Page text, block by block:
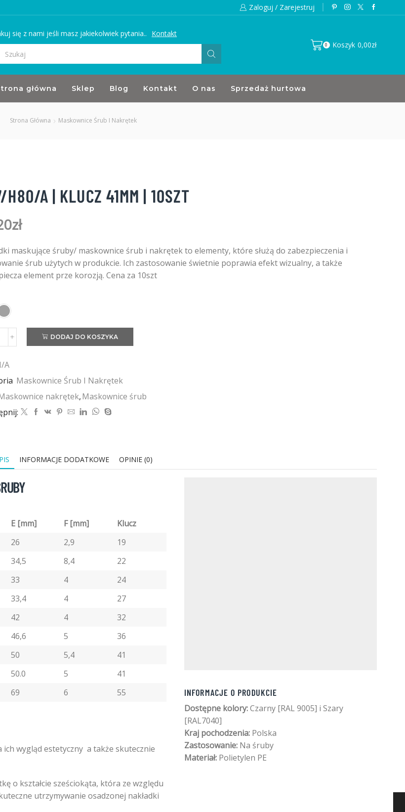
Zaloguj / Zarejestruj
się z nami jeśli masz jakiekolwiek pytania.. Kontakt
0 Koszyk 0,00zł
główna Sklep Blog Kontakt O nas Sprzedaż hurtowa
Strona Główna Maskownice Śrub I Nakrętek
H80/A | KLUCZ 41MM | 10SZT
zł
maskujące śruby/ maskownice śrub i nakrętek to elementy, które służą do zabezpieczenia i
śrub użytych w produkcie. Ich zastosowanie świetnie poprawia efekt wizualny, a także
element prze korozją. Cena za 10szt
DODAJ DO KOSZYKA
A
Maskownice Śrub I Nakrętek
nakrętek,Maskownice śrub
INFORMACJE DODATKOWE OPINIE (0)
E [mm] F [mm]
Klucz
26 2,9
19
34,5 8,4
22
33 4
24
33,4 4
27
42 4
32
46,6 5
36
50 5,4
41
50.0 5
41
69 6 55
wygląd estetyczny a także skutecznie
o kształcie sześciokąta, która ze względu
utrzymywanie osadzonej nakładki
INFORMACJE O PRODUKCIE
Dostępne kolory:Czarny [RAL 9005] i Szary
[RAL7040]
Kraj pochodzenia: Polska
Zastosowanie: Na śruby
Materiał: Polietylen PE